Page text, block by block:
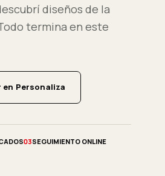
diseños de la
termina en este
en Personaliza
03SEGUIMIENTO ONLINE